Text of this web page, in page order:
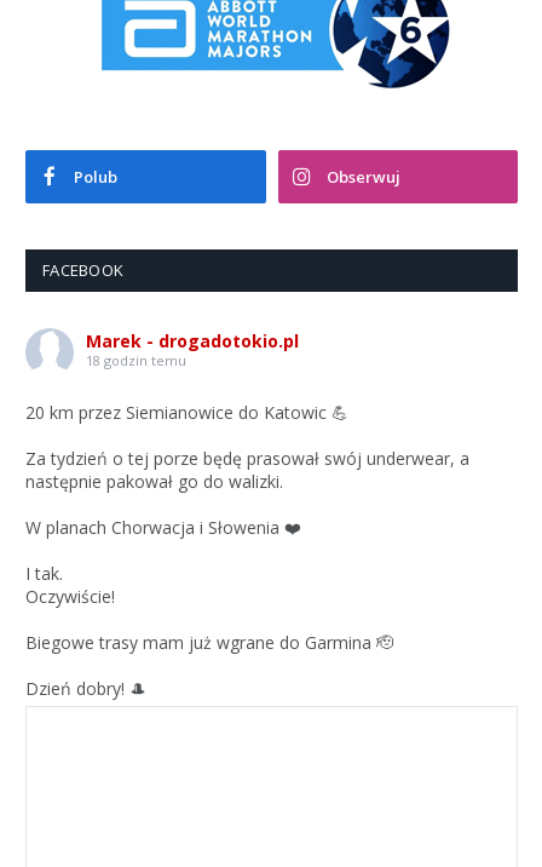
Polub Obserwuj
FACEBOOK
Marek - drogadotokio.pl
18 godzin temu
20 km przez Siemianowice do Katowic 💪
Za tydzień o tej porze będę prasował swój underwear, a
następnie pakował go do walizki.
W planach Chorwacja i Słowenia ❤️
I tak.
Oczywiście!
Biegowe trasy mam już wgrane do Garmina 🫡
Dzień dobry! 🎩